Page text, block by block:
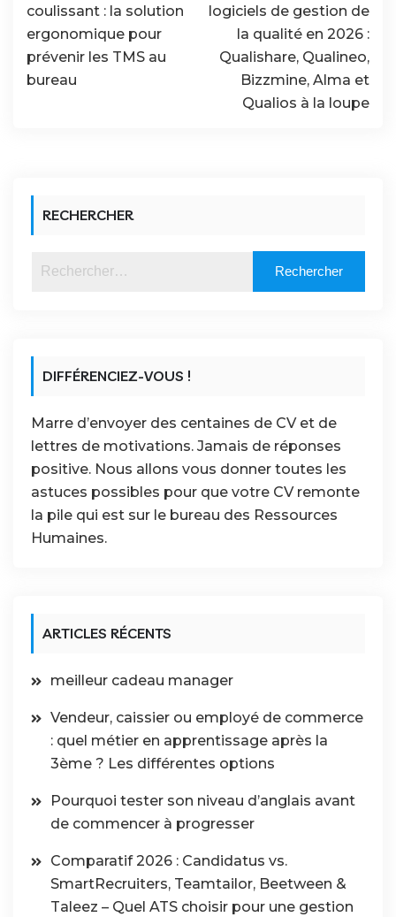
coulissant : la solution
ergonomique pour
prévenir les TMS au
bureau
logiciels de gestion de
la qualité en 2026 :
Qualishare, Qualineo,
Bizzmine, Alma et
Qualios à la loupe
RECHERCHER
DIFFÉRENCIEZ-VOUS !
Marre d’envoyer des centaines de CV et de
lettres de motivations. Jamais de réponses
positive. Nous allons vous donner toutes les
astuces possibles pour que votre CV remonte
la pile qui est sur le bureau des Ressources
Humaines.
ARTICLES RÉCENTS
meilleur cadeau manager
Vendeur, caissier ou employé de commerce
: quel métier en apprentissage après la
3ème ? Les différentes options
Pourquoi tester son niveau d’anglais avant
de commencer à progresser
Comparatif 2026 : Candidatus vs.
SmartRecruiters, Teamtailor, Beetween &
Taleez – Quel ATS choisir pour une gestion